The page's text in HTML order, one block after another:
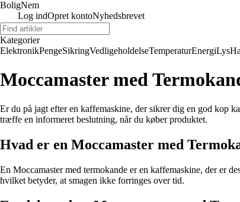
BoligNem
Log indOpret kontoNyhedsbrevet
Kategorier
ElektronikPengeSikringVedligeholdelseTemperaturEnergiLys
Moccamaster med
Er du på jagt efter en kaffemaskine, der sikrer dig en god kop
træffe en informeret beslutning, når du køber produktet.
Hvad er en Moccamaster med
En Moccamaster med termokande er en kaffemaskine, der er
hvilket betyder, at smagen ikke forringes over tid.